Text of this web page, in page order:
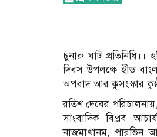
চুনারু ঘাট প্রতিনিধি।।
দিবস উপলক্ষে হীড
অপবাদ আর কুসংস্কার
রতিশ দেবের
সাংবাদিক বিপ্লব
নাজমাখানম, পারভিন